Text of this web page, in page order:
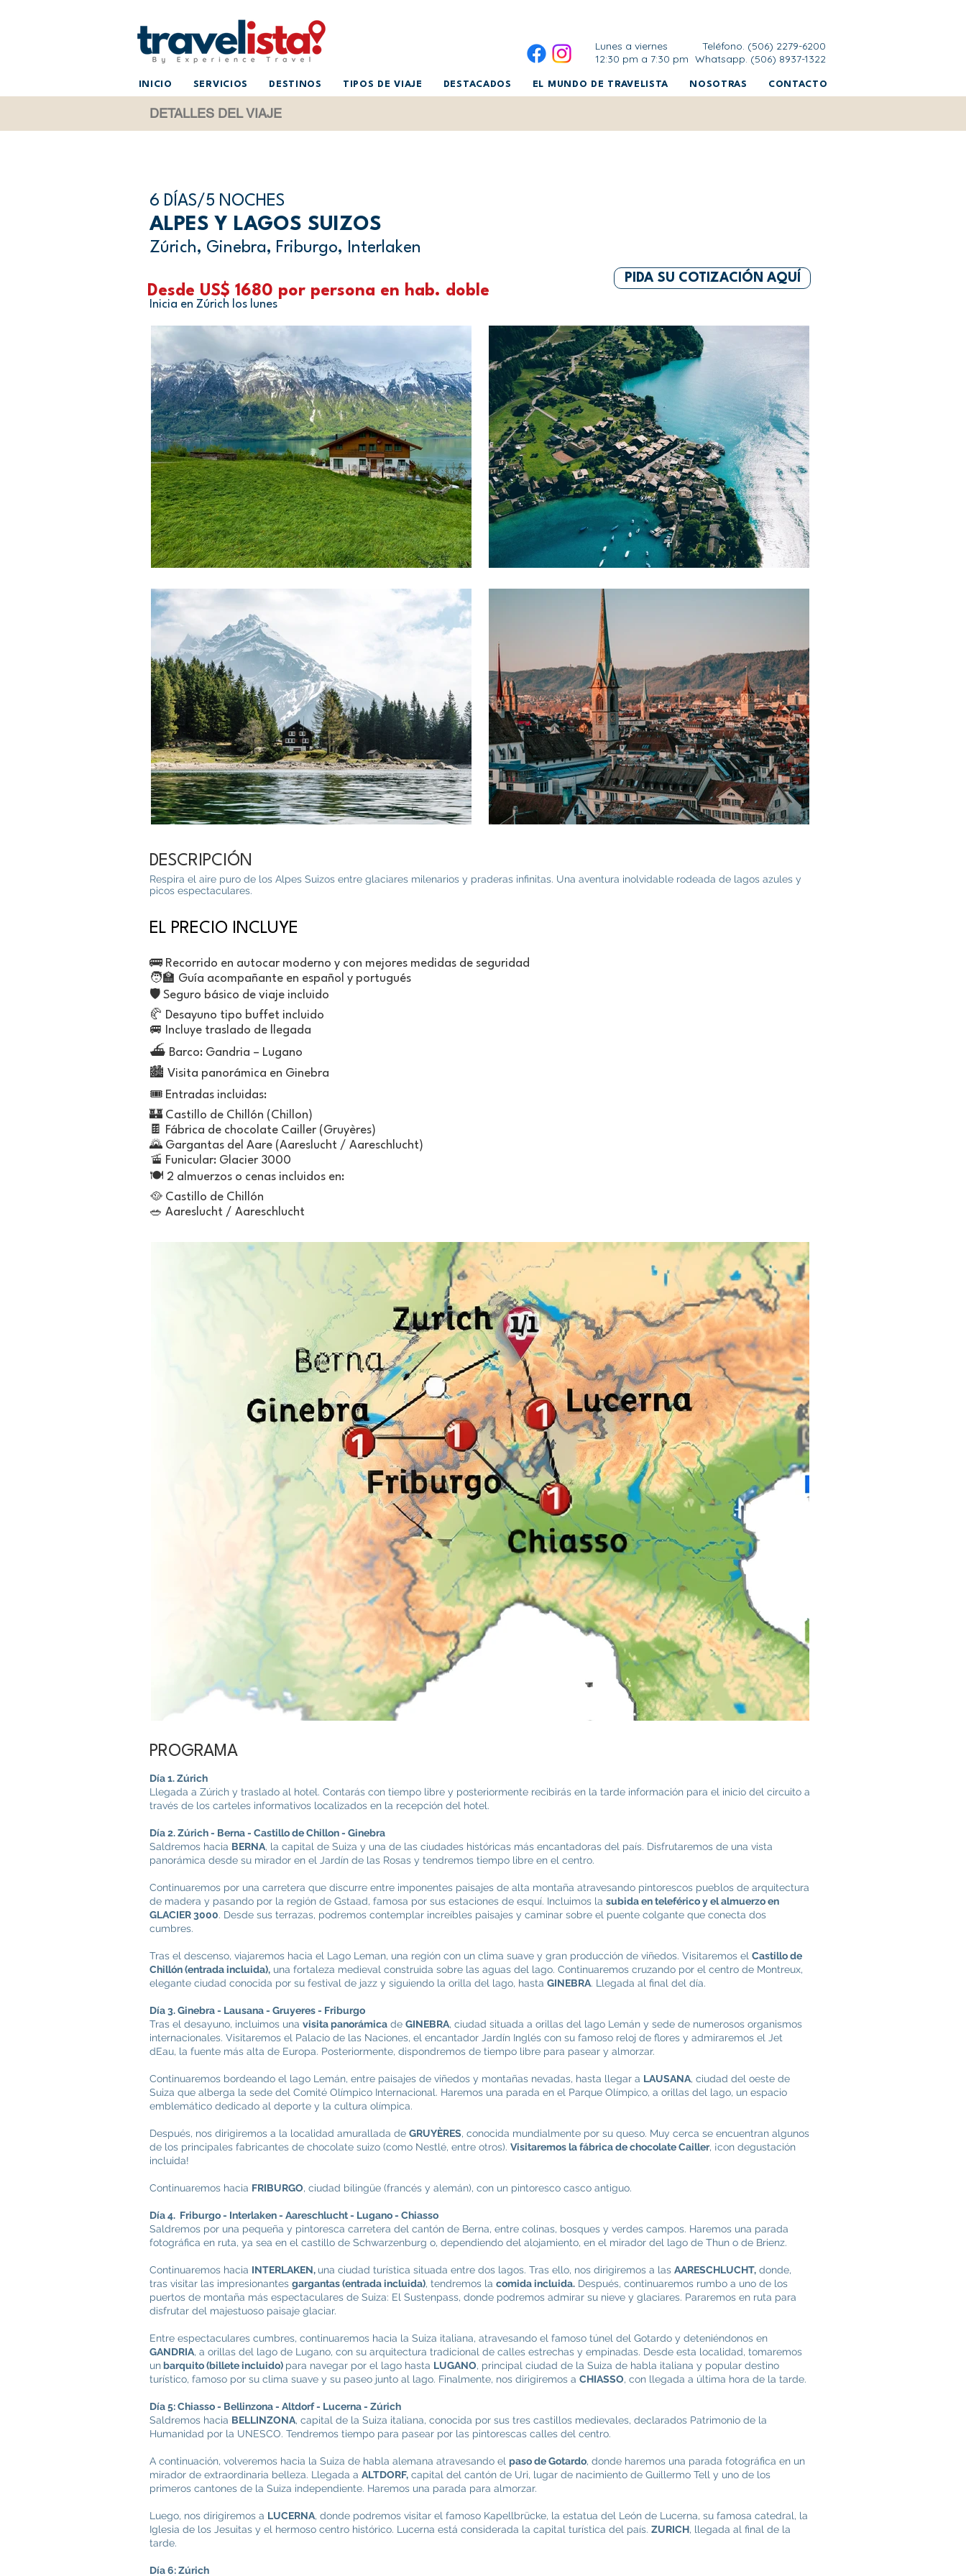
Lunes a viernes
12:30 pm a 7:30 pm
Teléfono. (506) 2279-6200
Whatsapp. (506) 8937-1322
INICIO SERVICIOS DESTINOS TIPOS DE VIAJE DESTACADOS EL MUNDO DE TRAVELISTA NOSOTRAS CONTACTO
DETALLES DEL VIAJE
6 DÍAS/5 NOCHES
ALPES Y LAGOS SUIZOS
Zúrich, Ginebra, Friburgo, Interlaken
Desde US$ 1680 por persona en hab. doble
Inicia en Zúrich los lunes
PIDA SU COTIZACIÓN AQUÍ
DESCRIPCIÓN
Respira el aire puro de los Alpes Suizos entre glaciares milenarios y praderas infinitas. Una aventura inolvidable rodeada de lagos azules y
picos espectaculares.
EL PRECIO INCLUYE
🚌 Recorrido en autocar moderno y con mejores medidas de seguridad
🧑‍🏫 Guía acompañante en español y portugués
🛡️ Seguro básico de viaje incluido
🥐 Desayuno tipo buffet incluido
🚐 Incluye traslado de llegada
⛴️ Barco: Gandria – Lugano
🏙️ Visita panorámica en Ginebra
🎟️ Entradas incluidas:
🏰 Castillo de Chillón (Chillon)
🍫 Fábrica de chocolate Cailler (Gruyères)
🌄 Gargantas del Aare (Aareslucht / Aareschlucht)
🚡 Funicular: Glacier 3000
🍽️ 2 almuerzos o cenas incluidos en:
🥘 Castillo de Chillón
🥗 Aareslucht / Aareschlucht
PROGRAMA
Día 1. Zúrich
Llegada a Zúrich y traslado al hotel. Contarás con tiempo libre y posteriormente recibirás en la tarde información para el inicio del circuito a
través de los carteles informativos localizados en la recepción del hotel.
Día 2. Zúrich - Berna - Castillo de Chillon - Ginebra
Saldremos hacia BERNA, la capital de Suiza y una de las ciudades históricas más encantadoras del país. Disfrutaremos de una vista
panorámica desde su mirador en el Jardín de las Rosas y tendremos tiempo libre en el centro.
Continuaremos por una carretera que discurre entre imponentes paisajes de alta montaña atravesando pintorescos pueblos de arquitectura
de madera y pasando por la región de Gstaad, famosa por sus estaciones de esquí. Incluimos la subida en teleférico y el almuerzo en
GLACIER 3000. Desde sus terrazas, podremos contemplar increíbles paisajes y caminar sobre el puente colgante que conecta dos
cumbres.
Tras el descenso, viajaremos hacia el Lago Leman, una región con un clima suave y gran producción de viñedos. Visitaremos el Castillo de
Chillón (entrada incluida), una fortaleza medieval construida sobre las aguas del lago. Continuaremos cruzando por el centro de Montreux,
elegante ciudad conocida por su festival de jazz y siguiendo la orilla del lago, hasta GINEBRA. Llegada al final del día.
Día 3. Ginebra - Lausana - Gruyeres - Friburgo
Tras el desayuno, incluimos una visita panorámica de GINEBRA, ciudad situada a orillas del lago Lemán y sede de numerosos organismos
internacionales. Visitaremos el Palacio de las Naciones, el encantador Jardín Inglés con su famoso reloj de flores y admiraremos el Jet
dEau, la fuente más alta de Europa. Posteriormente, dispondremos de tiempo libre para pasear y almorzar.
Continuaremos bordeando el lago Lemán, entre paisajes de viñedos y montañas nevadas, hasta llegar a LAUSANA, ciudad del oeste de
Suiza que alberga la sede del Comité Olímpico Internacional. Haremos una parada en el Parque Olímpico, a orillas del lago, un espacio
emblemático dedicado al deporte y la cultura olímpica.
Después, nos dirigiremos a la localidad amurallada de GRUYÈRES, conocida mundialmente por su queso. Muy cerca se encuentran algunos
de los principales fabricantes de chocolate suizo (como Nestlé, entre otros). Visitaremos la fábrica de chocolate Cailler, ¡con degustación
incluida!
Continuaremos hacia FRIBURGO, ciudad bilingüe (francés y alemán), con un pintoresco casco antiguo.
Día 4. Friburgo - Interlaken - Aareschlucht - Lugano - Chiasso
Saldremos por una pequeña y pintoresca carretera del cantón de Berna, entre colinas, bosques y verdes campos. Haremos una parada
fotográfica en ruta, ya sea en el castillo de Schwarzenburg o, dependiendo del alojamiento, en el mirador del lago de Thun o de Brienz.
Continuaremos hacia INTERLAKEN, una ciudad turística situada entre dos lagos. Tras ello, nos dirigiremos a las AARESCHLUCHT, donde,
tras visitar las impresionantes gargantas (entrada incluida), tendremos la comida incluida. Después, continuaremos rumbo a uno de los
puertos de montaña más espectaculares de Suiza: El Sustenpass, donde podremos admirar su nieve y glaciares. Pararemos en ruta para
disfrutar del majestuoso paisaje glaciar.
Entre espectaculares cumbres, continuaremos hacia la Suiza italiana, atravesando el famoso túnel del Gotardo y deteniéndonos en
GANDRIA, a orillas del lago de Lugano, con su arquitectura tradicional de calles estrechas y empinadas. Desde esta localidad, tomaremos
unbarquito (billete incluido) para navegar por el lago hasta LUGANO, principal ciudad de la Suiza de habla italiana y popular destino
turístico, famoso por su clima suave y su paseo junto al lago. Finalmente, nos dirigiremos a CHIASSO, con llegada a última hora de la tarde.
Día 5: Chiasso - Bellinzona - Altdorf - Lucerna - Zúrich
Saldremos hacia BELLINZONA, capital de la Suiza italiana, conocida por sus tres castillos medievales, declarados Patrimonio de la
Humanidad por la UNESCO. Tendremos tiempo para pasear por las pintorescas calles del centro.
A continuación, volveremos hacia la Suiza de habla alemana atravesando el paso de Gotardo, donde haremos una parada fotográfica en un
mirador de extraordinaria belleza. Llegada a ALTDORF, capital del cantón de Uri, lugar de nacimiento de Guillermo Tell y uno de los
primeros cantones de la Suiza independiente. Haremos una parada para almorzar.
Luego, nos dirigiremos a LUCERNA, donde podremos visitar el famoso Kapellbrücke, la estatua del León de Lucerna, su famosa catedral, la
Iglesia de los Jesuitas y el hermoso centro histórico. Lucerna está considerada la capital turística del país. ZURICH, llegada al final de la
tarde.
Día 6: Zúrich